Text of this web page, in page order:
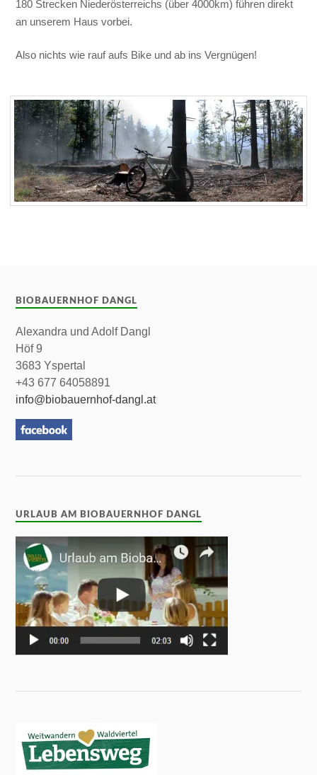
180 Strecken Niederösterreichs (über 4000km) führen direkt
an unserem Haus vorbei.
Also nichts wie rauf aufs Bike und ab ins Vergnügen!
BIOBAUERNHOF DANGL
Alexandra und Adolf Dangl
Höf 9
3683 Yspertal
+43 677 64058891
info@biobauernhof-dangl.at
URLAUB AM BIOBAUERNHOF DANGL